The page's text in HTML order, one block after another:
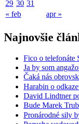
« feb apr »
29 30 31
Najnovšie
Fico o telefonáte
Ja by som
Čaká nás
Harabin o
David Lindtner
Bude Marek
Pronárodné sily